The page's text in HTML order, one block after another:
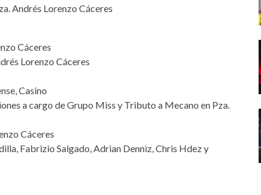
Andrés Lorenzo Cáceres
Cáceres
Lorenzo Cáceres
Casino
a cargo de Grupo Miss y Tributo a Mecano en Pza.
Cáceres
Fabrizio Salgado, Adrian Denniz, Chris Hdez y